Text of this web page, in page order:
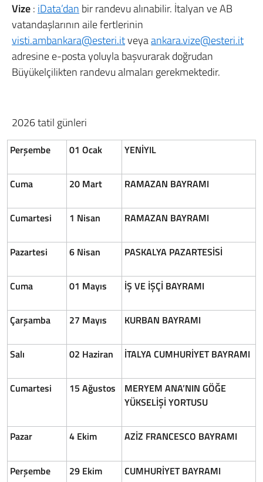
Vize: iData’dan bir randevu alınabilir. İtalyan ve AB
vatandaşlarının aile fertlerinin
visti.ambankara@esteri.itveyaankara.vize@esteri.it
adresine e-posta yoluyla başvurarak doğrudan
Büyükelçilikten randevu almaları gerekmektedir.
2026 tatil günleri
Perşembe 01 Ocak YENİYIL
Cuma 20 Mart RAMAZAN BAYRAMI
Cumartesi 1 Nisan RAMAZAN BAYRAMI
Pazartesi 6 Nisan PASKALYA PAZARTESİSİ
Cuma 01 Mayıs İŞ VE İŞÇİ BAYRAMI
Çarşamba 27 Mayıs KURBAN BAYRAMI
Salı 02 Haziran İTALYA CUMHURİYET BAYRAMI
Cumartesi 15 Ağustos
MERYEM ANA’NIN GÖĞE
YÜKSELİŞİ YORTUSU
Pazar 4 Ekim AZİZ FRANCESCO BAYRAMI
Perşembe 29 Ekim CUMHURİYET BAYRAMI